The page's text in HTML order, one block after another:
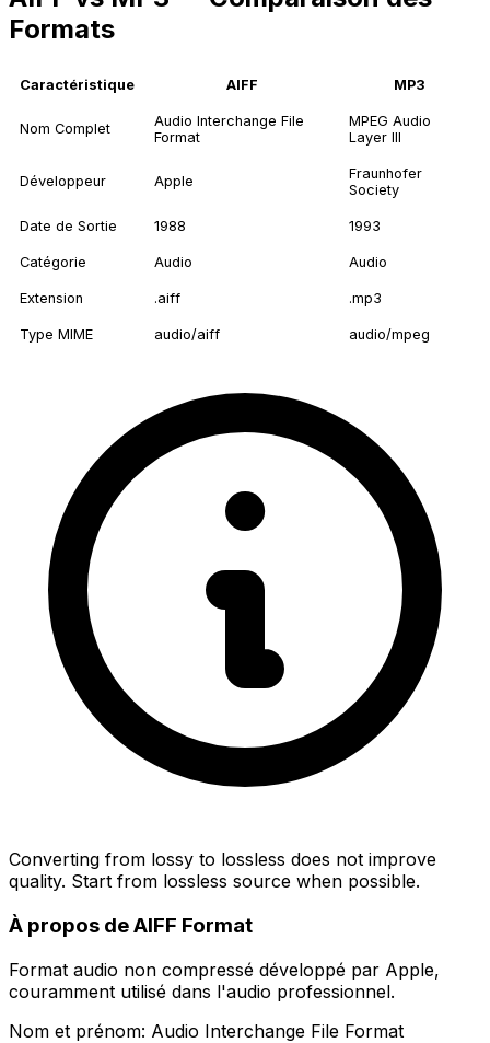
Formats
Caractéristique AIFF MP3
Nom Complet
Audio Interchange File
Format
MPEG Audio
Layer III
Développeur Apple
Fraunhofer
Society
Date de Sortie 1988 1993
Catégorie Audio Audio
Extension .aiff .mp3
Type MIME audio/aiff audio/mpeg
Converting from lossy to lossless does not improve
quality. Start from lossless source when possible.
À propos de AIFF Format
Format audio non compressé développé par Apple,
couramment utilisé dans l'audio professionnel.
Nom et prénom: Audio Interchange File Format